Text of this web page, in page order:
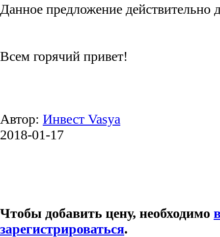
Данное предложение действительно
Всем горячий привет!
Автор: Инвест Vasya
2018-01-17
Чтобы добавить цену, необходимо
зарегистрироваться.